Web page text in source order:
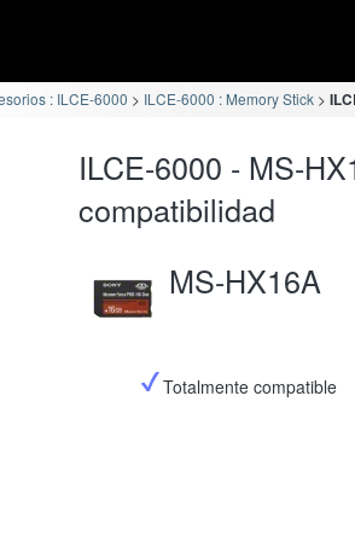
: ILCE-6000 ILCE-6000 : Memory Stick
ILCE-6000 - MS-
compatibilidad
MS-HX16A
Totalmente compatible